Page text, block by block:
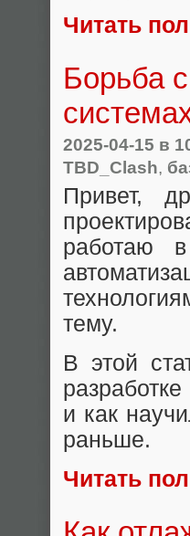
Читать
Борьба
2025-04-15 в
TBD_Clash,
Привет,
работаю
тему.
В этой
и как
раньше.
Читать